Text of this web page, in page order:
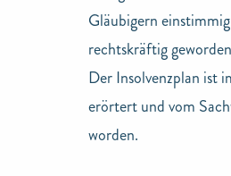
Gläubigern
rechtskräftig
Der Insolvenzplan ist
erörtert und vom
worden.